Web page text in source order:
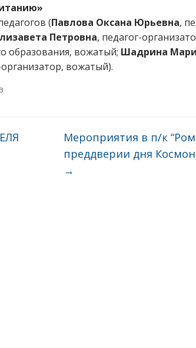
(Павлова Оксана Юрьевна,
Петровна, педагог-
образования, вожатый; Шадрина
организатор, вожатый).
Мероприятия в п/к
преддверии дня
→